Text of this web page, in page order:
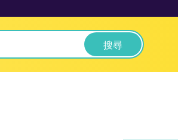
搜尋